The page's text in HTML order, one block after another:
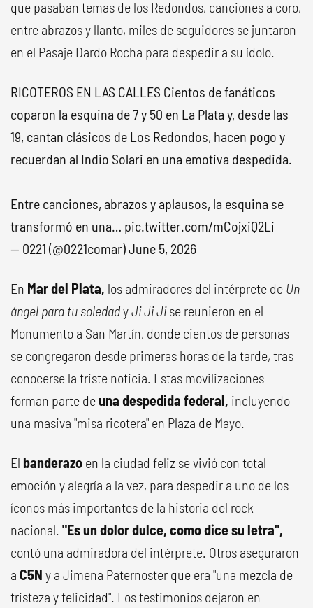
que pasaban temas de los Redondos, canciones a coro,
entre abrazos y llanto, miles de seguidores se juntaron
en el Pasaje Dardo Rocha para despedir a su ídolo.
RICOTEROS EN LAS CALLES Cientos de fanáticos
coparon la esquina de 7 y 50 en La Plata y, desde las
19, cantan clásicos de Los Redondos, hacen pogo y
recuerdan al Indio Solari en una emotiva despedida.
Entre canciones, abrazos y aplausos, la esquina se
transformó en una… pic.twitter.com/mCojxiQ2Li
— 0221 (@0221comar)June 5, 2026
En Mar del Plata, los admiradores del intérprete de Un
ángel para tu soledadyJi Ji Jise reunieron en el
Monumento a San Martín, donde cientos de personas
se congregaron desde primeras horas de la tarde, tras
conocerse la triste noticia. Estas movilizaciones
forman parte deuna despedida federal, incluyendo
una masiva "misa ricotera" en Plaza de Mayo.
El banderazo en la ciudad feliz se vivió con total
emoción y alegría a la vez, para despedir a uno de los
íconos más importantes de la historia del rock
nacional. "Es un dolor dulce, como dice su letra",
contó una admiradora del intérprete. Otros aseguraron
a C5N y a Jimena Paternoster que era "una mezcla de
tristeza y felicidad". Los testimonios dejaron en